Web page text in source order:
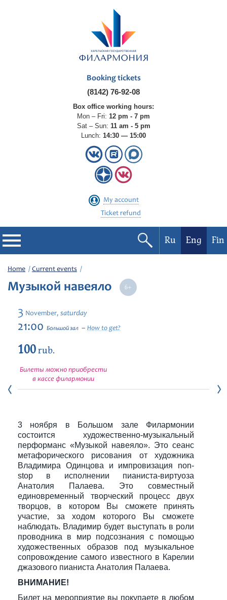
Booking tickets
(8142) 76-92-08
Box office working hours:
Mon – Fri: 12 pm - 7 pm
Sat – Sun: 11 am - 5 pm
Lunch: 14:30 — 15:00
My account
Ticket refund
Philharmonic
Current events
Festivals
Ru Eng Fin
Home Current events
Музыкой навеяло
3 November, saturday
21:00 Большой зал How to get?
100rub.
Билеты можно приобрести
в кассе филармонии
3 ноября в Большом зале Филармонии
состоится художественно-музыкальный
перформанс «Музыкой навеяло». Это сеанс
метафорического рисования от художника
Владимира Одинцова и импровизация non-
stop в исполнении пианиста-виртуоза
Анатолия Палаева. Это совместный
единовременный творческий процесс двух
творцов, в котором Вы сможете принять
участие, за ходом которого Вы сможете
наблюдать. Владимир будет выступать в роли
проводника в мир подсознания с помощью
художественных образов под музыкальное
сопровождение самого известного в Карелии
джазового пианиста Анатолия Палаева.
ВНИМАНИЕ!
Билет на мероприятие вы покупаете в любом